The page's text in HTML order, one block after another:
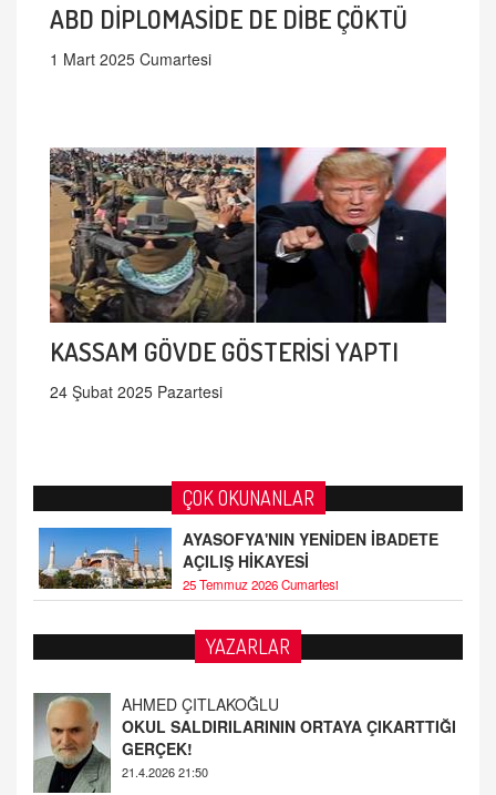
ABD DİPLOMASİDE DE DİBE ÇÖKTÜ
1 Mart 2025 Cumartesi
KASSAM GÖVDE GÖSTERİSİ YAPTI
24 Şubat 2025 Pazartesi
ÇOK OKUNANLAR
AYASOFYA'NIN YENİDEN İBADETE
AÇILIŞ HİKAYESİ
25 Temmuz 2026 Cumartesi
YAZARLAR
Fatih Bayhan
MAARİF MESELEMİZ ÇIKMAZDA!
19.4.2026 09:14